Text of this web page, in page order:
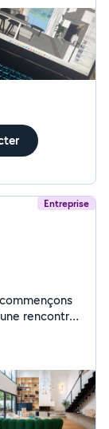
Entreprise
rencontre
des
de
- blondes,